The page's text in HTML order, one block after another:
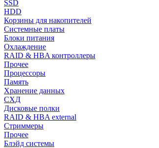
SSD
HDD
Корзины для накопителей
Системные платы
Блоки питания
Охлаждение
RAID & HBA контроллеры
Прочее
Процессоры
Память
Хранение данных
СХД
Дисковые полки
RAID & HBA external
Стриммеры
Прочее
Блэйд системы